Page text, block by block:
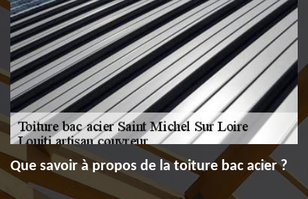
Que savoir à propos de la toiture bac acier ?